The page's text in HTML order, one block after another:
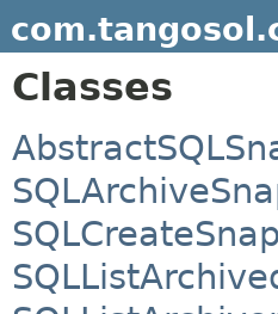
Classes